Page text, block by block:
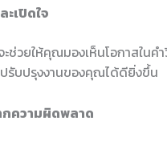
ะเปิดใจ
ช่วยให้คุณมองเห็นโอกาสในค
รับปรุงงานของคุณได้ดียิ่งขึ้น
กความผิดพลาด